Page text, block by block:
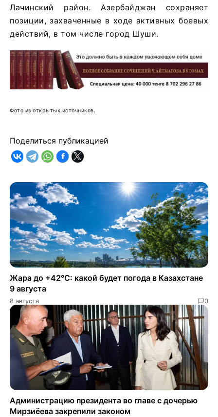
Лачинский район. Азербайджан сохраняет
позиции, захваченные в ходе активных боевых
действий, в том числе город Шуши.
Фото из открытых источников.
Поделиться публикацией
Жара до +42°C: какой будет погода в Казахстане
9 августа
8 августа 0
Администрацию президента во главе с дочерью
Мирзиёева закрепили законом